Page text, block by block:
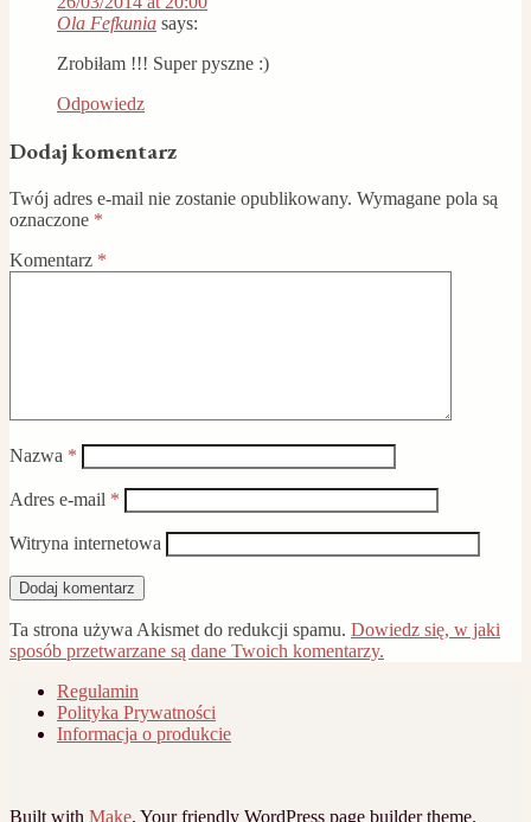
Ola Fefkunia says:
Zrobiłam !!! Super pyszne :)
Odpowiedz
Dodaj komentarz
Twój adres e-mail nie zostanie opublikowany. Wymagane pola są
oznaczone *
Komentarz *
Nazwa *
Adres e-mail *
Witryna internetowa
Ta strona używa Akismet do redukcji spamu. Dowiedz się, w jaki
sposób przetwarzane są dane Twoich komentarzy.
Regulamin
Polityka Prywatności
Informacja o produkcie
Built with Make. Your friendly WordPress page builder theme.